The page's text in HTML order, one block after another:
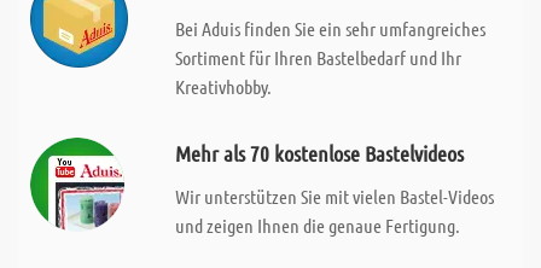
Bei Aduis finden Sie ein sehr umfangreiches
Sortiment für Ihren Bastelbedarf und Ihr
Kreativhobby.
Mehr als 70 kostenlose Bastelvideos
Wir unterstützen Sie mit vielen Bastel-Videos
und zeigen Ihnen die genaue Fertigung.